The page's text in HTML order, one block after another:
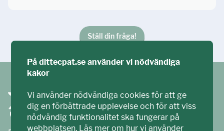
Ställ din fråga!
På dittecpat.se använder vi nödvändiga
kakor
Vi använder nödvändiga cookies för att ge
dig en förbättrade upplevelse och för att viss
nödvändig funktionalitet ska fungerar på
webbplatsen. Läs mer om hur vi använder